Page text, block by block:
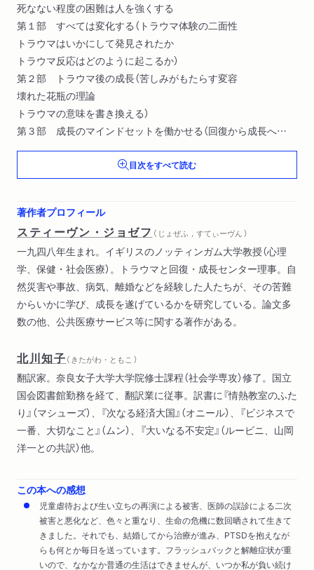
死なない程度の困難は人を強くする
第１部 すべては変化する（トラウマ体験の二面性
トラウマはいかにして発見されたか
トラウマ反応はどのように起こるか）
第２部 トラウマ後の成長（苦しみがもたらす変容
壊れた花瓶の理論
トラウマの意味を書き換える）
第３部 成長のマインドセットを働かせる（回復から成長へ
「成長」をもたらす六つのステップ）
目次をすべて読む
著作者プロフィール
スティーヴン・ジョゼフ （ じょぜふ，すてぃーヴん ）
一九四八年生まれ。イギリスのノッティンガム大学教授（心理
学、保健・社会医療）。トラウマと回復・成長センター理事。自
然災害や事故、病気、離婚などを経験した人たちが、その苦難
からいかに学び、成長を遂げているかを研究している。論文多
数の他、公共医療サービス等に関する著作がある。
北川知子（ きたがわ・ともこ ）
翻訳家。奈良女子大学大学院修士課程（社会学専攻）修了。国立
国会図書館勤務を経て、翻訳業に従事。訳書に『情熱教室のふた
り』（マシューズ）、『次なる経済大国』（オニール）、『ビジネスで
一番、大切なこと』（ムン）、『大いなる不安定』（ルービニ、山岡
洋一との共訳）他。
この本への感想
児童虐待および生い立ちの再演による被害、医師の誤診による二次
被害と悪化など、色々と重なり、生命の危機に数回晒されて生きて
きました。それでも、結婚してから治療が進み、PTSDを抱えなが
らも何とか毎日を送っています。フラッシュバックと解離症状が重
いので、なかなか普通の生活はできませんが、いつか私が負い続け